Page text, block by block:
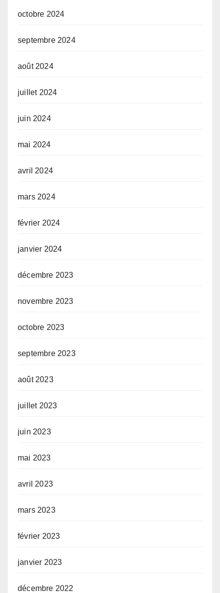
octobre 2024
septembre 2024
août 2024
juillet 2024
juin 2024
mai 2024
avril 2024
mars 2024
février 2024
janvier 2024
décembre 2023
novembre 2023
octobre 2023
septembre 2023
août 2023
juillet 2023
juin 2023
mai 2023
avril 2023
mars 2023
février 2023
janvier 2023
décembre 2022